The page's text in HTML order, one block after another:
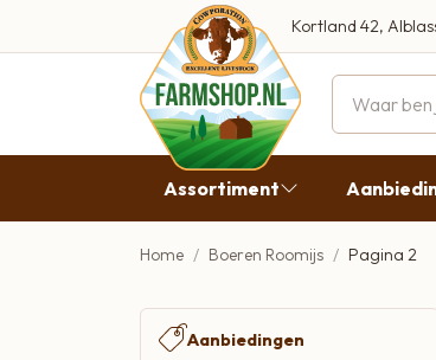
Kortland 42,
Assortiment
Vlees
Home Boeren Roomijs Pagina 2
Aanbiedingen